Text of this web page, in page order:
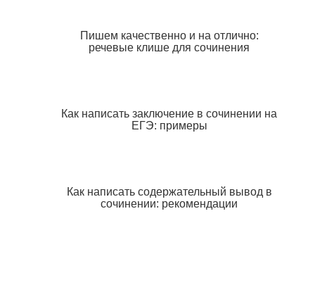
Пишем качественно и на отлично:
речевые клише для сочинения
Как написать заключение в сочинении на
ЕГЭ: примеры
Как написать содержательный вывод в
сочинении: рекомендации